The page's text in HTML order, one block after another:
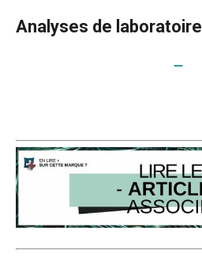
Analyses de laboratoire
–